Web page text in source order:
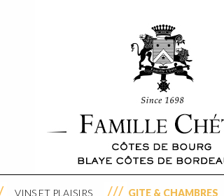
VINS ET PLAISIRS
GITE & CHAMBRES